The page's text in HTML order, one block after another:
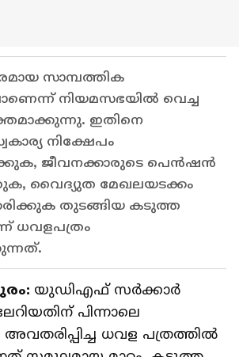
സാമ്പത്തിക
നിയമസഭയിൽ വെച്ച
ഇതിനെ
നിക്ഷേപം
ജീവനക്കാരുടെ പെൻഷൻ
വൈദ്യുത മേഖലയടക്കം
തുടങ്ങിയ കടുത്ത
ധവളപത്രം
യുഡിഎഫ് സര്‍ക്കാര്‍
പിന്നാലെ
ധവള പത്രത്തില്‍